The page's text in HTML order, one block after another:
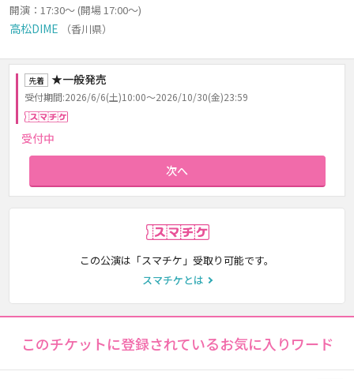
開演：17:30～ (開場 17:00～)
高松DIME （香川県）
先着 ★一般発売
受付期間:2026/6/6(土)10:00～2026/10/30(金)23:59
受付中
次へ
この公演は「スマチケ」受取り可能です。
スマチケとは
このチケットに登録されているお気に入りワード